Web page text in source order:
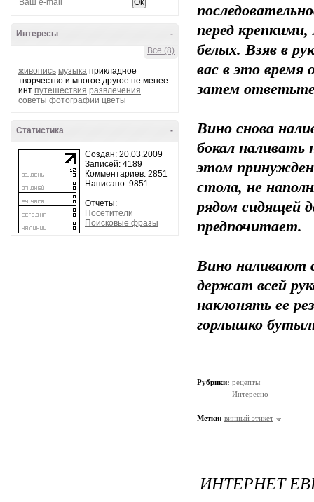
-
Интересы
Все (8)
живопись музыка прикладное
творчество и многое другое не менее
инт путешествия развлечения
советы фотографии цветы
-
Статистика
Создан: 20.03.2009
Записей: 4189
Комментариев: 2851
Написано: 9851
Отчеты:
Посетители
Поисковые фразы
перед
белых. Взяв в
вас в это время
затем
Вино снова
бокал
этом
стола, не
рядом сидящей
предпочитает.
Вино наливают
держат всей
наклонять ее
горлышко
Рубрики: рецепты
Интересно
Метки: винный этикет
ИНТЕРНЕТ